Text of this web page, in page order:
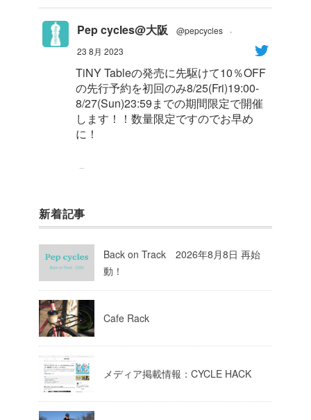
Pep cycles@大阪 @pepcycles
·
23 8月 2023
TiNY Tableの発売に先駆けて10％OFF
の先行予約を初回のみ8/25(Fri)19:00-
8/27(Sun)23:59までの期間限定で開催
します！！数量限定ですのでお早め
に！
Pep cycles@大阪
今週はお知らせがいっぱいあるのでチ
ェックしてて下さいね！
新着記事
Back on Track 2026年8月8日 再始
動！
Cafe Rack
メディア掲載情報：CYCLE HACK